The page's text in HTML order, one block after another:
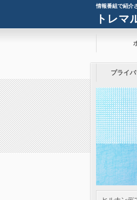
情報番組で紹介
トレマ
プライ